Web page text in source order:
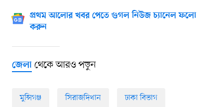
প্রথম আলোর খবর পেতে গুগল নিউজ চ্যানেল ফলো
করুন
জেলাথেকে আরও পড়ুন
মুন্সিগঞ্জ সিরাজদিখান ঢাকা বিভাগ